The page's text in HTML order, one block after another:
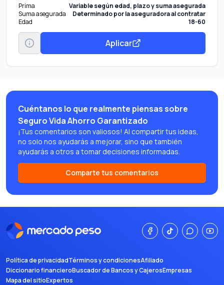
Prima
Variable según edad, plazo y suma asegurada
Suma asegurada
Determinado por la aseguradora al contratar
Edad
18-60
Aplicar
Cuéntanos lo que realmente piensas sobre
Seguro Vida Ahorro Garantizado
¡Tus comentarios son valiosos! Al compartir tus ideas,
no solo nos ayudarás a mejorar, sino que también
ayudarás a otros a tomar decisiones informadas.
Comparte tus comentarios
Política de privacidadTérminos y condicionesAfiliado
Diccionario financieroBuscador de Bancos y CajerosEmpresas
Mapa del sitioExpertos